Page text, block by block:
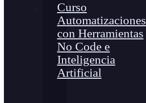
Curso
Automatizaciones
con Herramientas
No Code e
Inteligencia
Artificial